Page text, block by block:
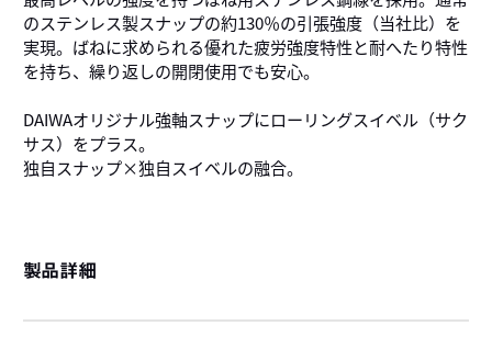
のステンレス製スナップの約130％の引張強度（当社比）を
実現。ばねに求められる優れた疲労強度特性と耐へたり特性
を持ち、繰り返しの開閉使用でも安心。
DAIWAオリジナル強軸スナップにローリングスイベル（サク
サス）をプラス。
独自スナップ×独自スイベルの融合。
製品詳細